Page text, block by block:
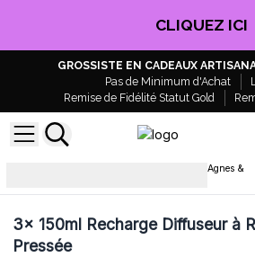
CLIQUEZ ICI
GROSSISTE EN CADEAUX
Pas de Minimum d'Achat
Remise de Fidélité Statut Gold
Recharges de diffuseurs à bâtons Agnes &
3x 150ml Recharge Diffuseur à
Pressée